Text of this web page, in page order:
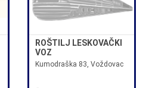
ROŠTILJ LESKOVAČKI
VOZ
Kumodraška 83, Voždovac